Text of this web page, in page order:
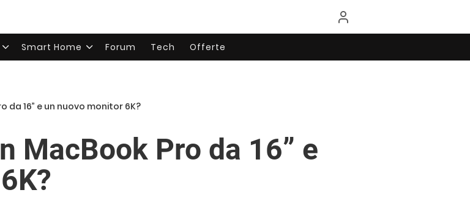
Smart Home Forum Tech Offerte
da 16” e un nuovo monitor 6K?
MacBook Pro da 16” e